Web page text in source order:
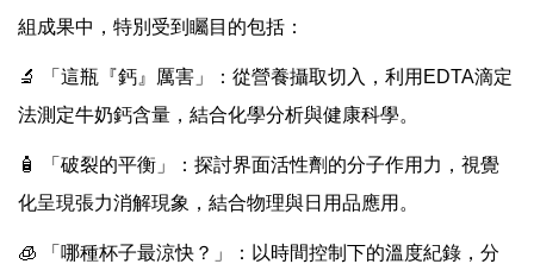
組成果中，特別受到矚目的包括：
🔬 「這瓶『鈣』厲害」：從營養攝取切入，利用EDTA滴定
法測定牛奶鈣含量，結合化學分析與健康科學。
🧴 「破裂的平衡」：探討界面活性劑的分子作用力，視覺
化呈現張力消解現象，結合物理與日用品應用。
🧊 「哪種杯子最涼快？」：以時間控制下的溫度紀錄，分